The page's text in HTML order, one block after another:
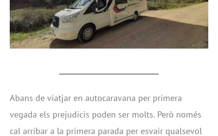
Abans de viatjar en autocaravana per primera
vegada els prejudicis poden ser molts. Però només
cal arribar a la primera parada per esvair qualsevol